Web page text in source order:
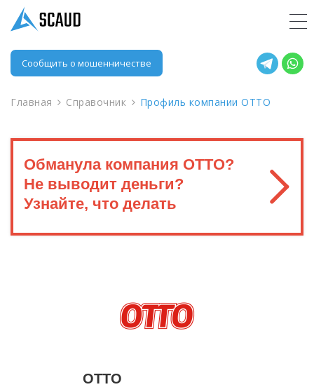
Сообщить о мошенничестве
Главная Справочник Профиль компании OTTO
Обманула компания OTTO?
Не выводит деньги?
Узнайте, что делать
OTTO